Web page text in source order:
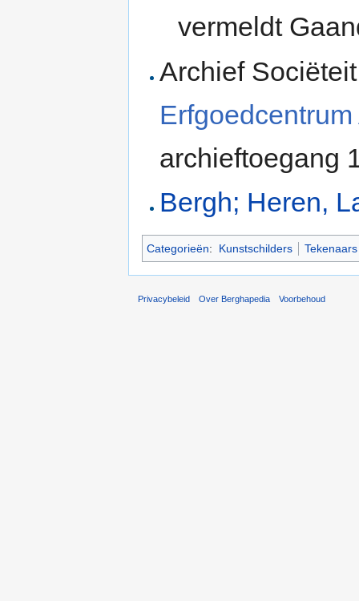
vermeldt
Archief
archieftoegang
Bergh; Heren,
Categorieën: Kunstschilders Tekenaars
Privacybeleid Over Berghapedia Voorbehoud